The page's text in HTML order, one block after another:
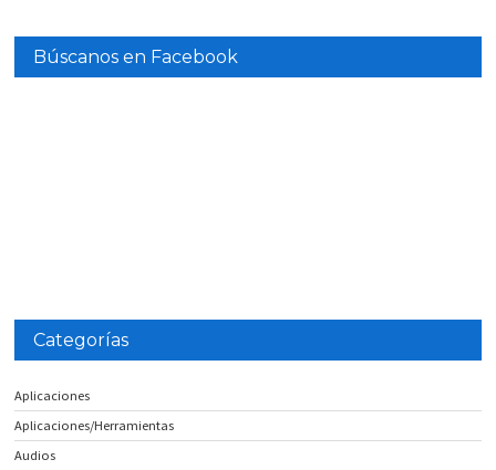
Búscanos en Facebook
Categorías
Aplicaciones
Aplicaciones/Herramientas
Audios